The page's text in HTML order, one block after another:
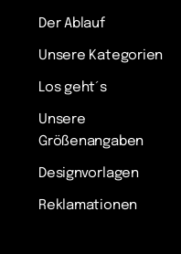
Der Ablauf
Unsere Kategorien
Los geht´s
Unsere
Größenangaben
Designvorlagen
Reklamationen